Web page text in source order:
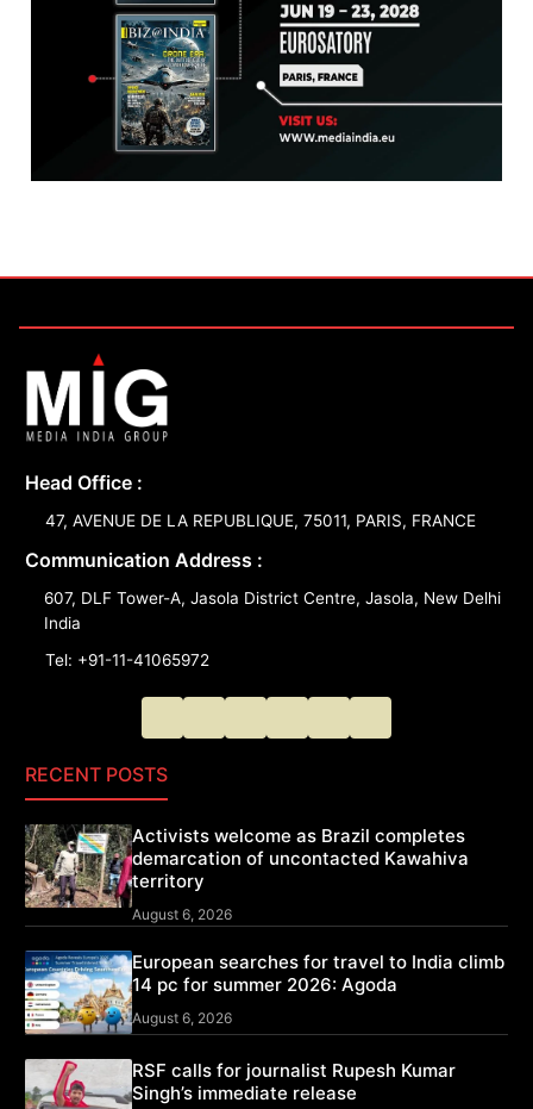
Head Office :
47, AVENUE DE LA REPUBLIQUE, 75011, PARIS, FRANCE
Communication Address :
607, DLF Tower-A, Jasola District Centre, Jasola, New Delhi
India
Tel: +91-11-41065972
RECENT POSTS
Activists welcome as Brazil completes
demarcation of uncontacted Kawahiva
territory
August 6, 2026
European searches for travel to India climb
14 pc for summer 2026: Agoda
August 6, 2026
RSF calls for journalist Rupesh Kumar
Singh’s immediate release